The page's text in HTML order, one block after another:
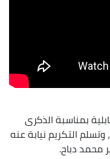
بمناسبة الذكرى
التكريم نيابة عنه
دباح.